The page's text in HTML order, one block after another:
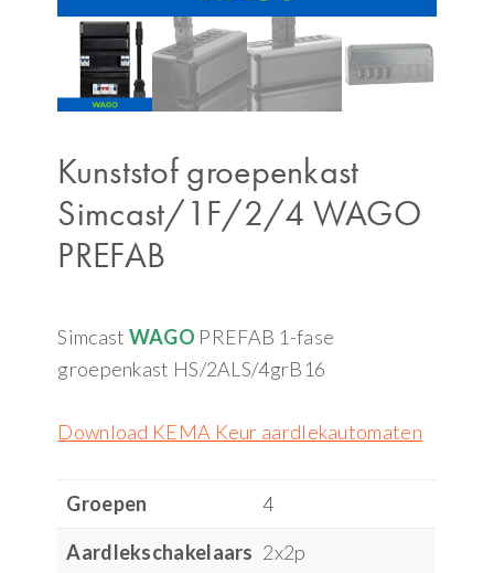
Kunststof groepenkast
Simcast/1F/2/4 WAGO
PREFAB
Simcast WAGO PREFAB 1-fase
groepenkast HS/2ALS/4grB16
Download KEMA Keur aardlekautomaten
Groepen
4
Aardlekschakelaars 2x2p